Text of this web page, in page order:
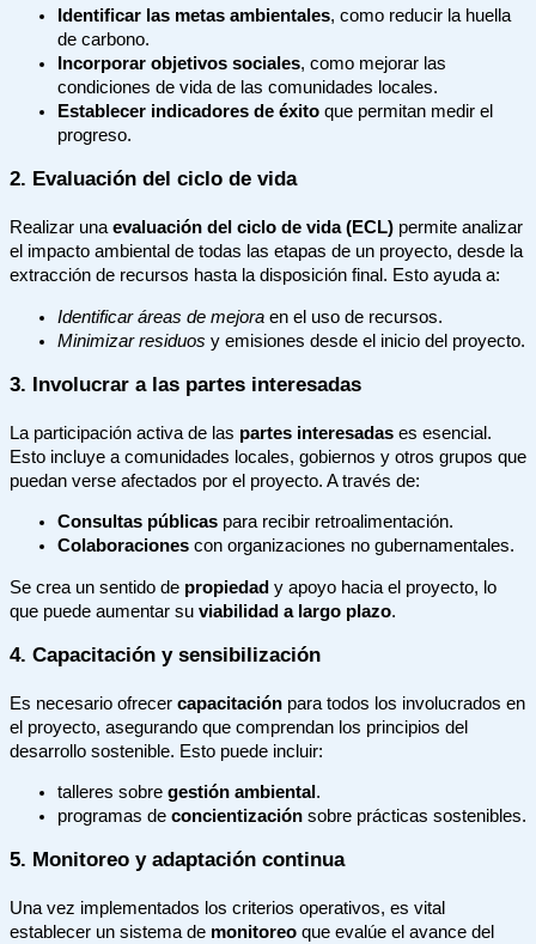
Identificar las metas ambientales, como reducir la huella
de carbono.
Incorporar objetivos sociales, como mejorar las
condiciones de vida de las comunidades locales.
Establecer indicadores de éxito que permitan medir el
progreso.
2. Evaluación del ciclo de vida
Realizar una evaluación del ciclo de vida (ECL) permite analizar
el impacto ambiental de todas las etapas de un proyecto, desde la
extracción de recursos hasta la disposición final. Esto ayuda a:
Identificar áreas de mejora en el uso de recursos.
Minimizar residuos y emisiones desde el inicio del proyecto.
3. Involucrar a las partes interesadas
La participación activa de las partes interesadas es esencial.
Esto incluye a comunidades locales, gobiernos y otros grupos que
puedan verse afectados por el proyecto. A través de:
Consultas públicas para recibir retroalimentación.
Colaboraciones con organizaciones no gubernamentales.
Se crea un sentido de propiedad y apoyo hacia el proyecto, lo
que puede aumentar su viabilidad a largo plazo.
4. Capacitación y sensibilización
Es necesario ofrecer capacitación para todos los involucrados en
el proyecto, asegurando que comprendan los principios del
desarrollo sostenible. Esto puede incluir:
talleres sobre gestión ambiental .
programas de concientización sobre prácticas sostenibles.
5. Monitoreo y adaptación continua
Una vez implementados los criterios operativos, es vital
establecer un sistema de monitoreo que evalúe el avance del